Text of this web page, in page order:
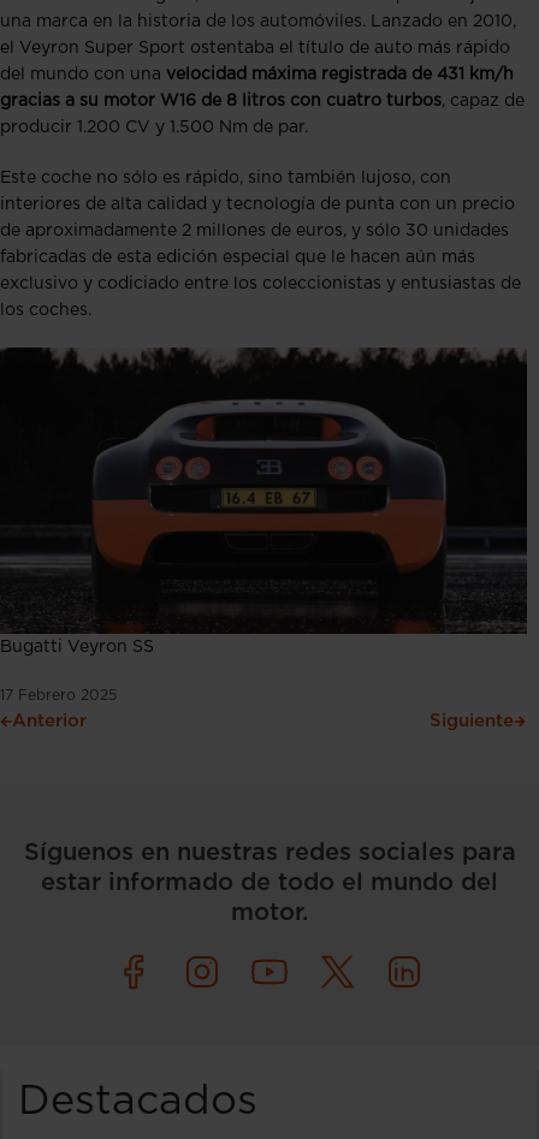
una marca en la historia de los automóviles. Lanzado en 2010,
el Veyron Super Sport ostentaba el título de auto más rápido
del mundo con una velocidad máxima registrada de 431 km/h
gracias a su motor W16 de 8 litros con cuatro turbos, capaz de
producir 1.200 CV y 1.500 Nm de par.
Este coche no sólo es rápido, sino también lujoso, con
interiores de alta calidad y tecnología de punta con un precio
de aproximadamente 2 millones de euros, y sólo 30 unidades
fabricadas de esta edición especial que le hacen aún más
exclusivo y codiciado entre los coleccionistas y entusiastas de
los coches.
Bugatti Veyron SS
17 Febrero 2025
Anterior Siguiente
Síguenos en nuestras redes sociales para
estar informado de todo el mundo del
motor.
Destacados